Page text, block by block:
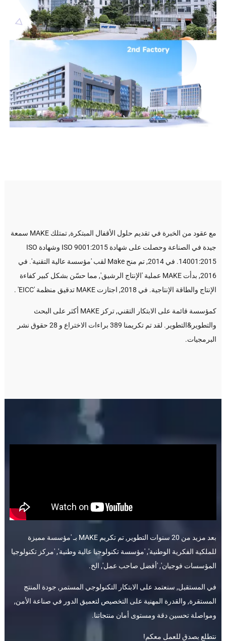
مع عقود من الخبرة في تقديم حلول الأقفال المبتكرة, تمتلك MAKE سمعة
جيدة في الصناعة وحصلت على شهادة ISO 9001:2015 وشهادة ISO
14001:2015. في 2014, تم منح Make لقب 'مؤسسة عالية التقنية'. في
2016, بدأت MAKE عملية 'الإنتاج الرشيق', مما حسّن بشكل كبير كفاءة
الإنتاج والطاقة الإنتاجية. في 2018, اجتازت MAKE تدقيق منظمة 'EICC' .
كمؤسسة قائمة على الابتكار التقني, تركز MAKE أكثر على البحث
والتطوير&التطوير. لقد تم تكريمنا 389 براءات الاختراع و 28 حقوق نشر
البرمجيات.
بعد مزيد من 20 سنوات التطوير, تم تكريم MAKE بـ 'مؤسسة مميزة
للملكية الفكرية الوطنية', 'مؤسسة تكنولوجيا عالية وطنية', 'مركز تكنولوجيا
المؤسسات فوجيان', 'أفضل صاحب عمل', الخ.
في المستقبل, سنعتمد على الابتكار التكنولوجي المستمر, جودة المنتج
المستقرة, والقدرة المهنية على التخصيص لتعميق الدور في صناعة الأمن,
ومواصلة تحسين دقة ومستوى أمان منتجاتنا.
نتطلع بصدق للعمل معكم!